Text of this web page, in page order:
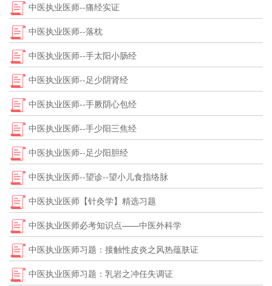
中医执业医师--痛经实证
中医执业医师--落枕
中医执业医师--手太阳小肠经
中医执业医师--足少阴肾经
中医执业医师--手厥阴心包经
中医执业医师--手少阳三焦经
中医执业医师--足少阳胆经
中医执业医师--望诊--望小儿食指络脉
中医执业医师【针灸学】精选习题
中医执业医师必考知识点——中医外科学
中医执业医师习题：接触性皮炎之风热蕴肤证
中医执业医师习题：乳岩之冲任失调证